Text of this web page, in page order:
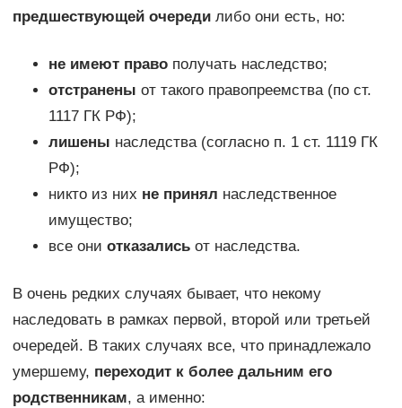
предшествующей очередилибо они есть, но:
не имеют правополучать наследство;
отстранены от такого правопреемства (по ст.
1117 ГК РФ);
лишены наследства (согласно п. 1 ст. 1119 ГК
РФ);
никто из них не принял наследственное
имущество;
все они отказалисьот наследства.
В очень редких случаях бывает, что некому
наследовать в рамках первой, второй или третьей
очередей. В таких случаях все, что принадлежало
умершему, переходит к более дальним его
родственникам, а именно: